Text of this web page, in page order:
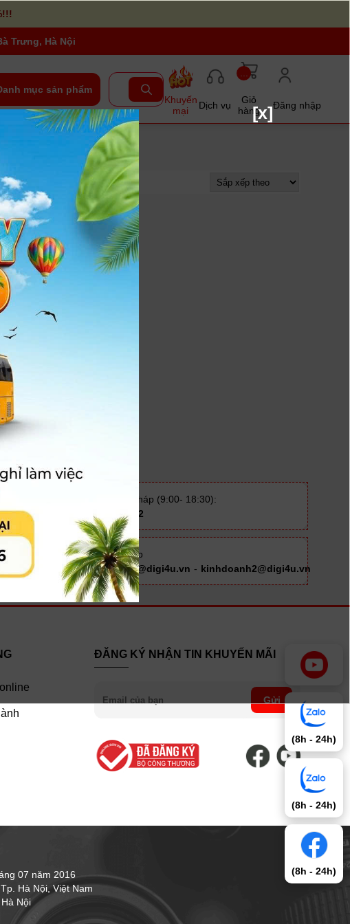
Trưng, Hà Nội
mục sản phẩm
Khuyến
mại
Dịch vụ
Giỏ
hàng
Đăng nhập
Tư vấn giải pháp (9:00- 18:30):
024.39413862
Email trực tiếp
kinhdoanh1@digi4u.vn - kinhdoanh2@digi4u.vn
ĐĂNG KÝ NHẬN TIN KHUYẾN MÃI
Gửi
07 năm 2016
Hà Nội, Việt Nam
Nội
[x]
(8h - 24h)
(8h - 24h)
(8h - 24h)